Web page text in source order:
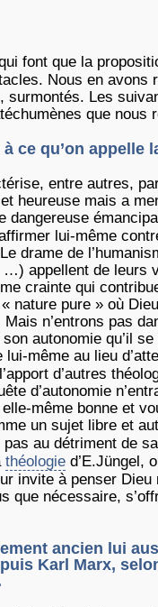
font que la
Nous en
surmontés. Les
que nous
ce qu’on appelle
entre autres,
heureuse mais a
dangereuse
lui-même
drame de
appellent de leurs
crainte qui
nature pure » où
n’entrons pas
autonomie qu’il
même au lieu
d’autres
d’autonomie
même bonne et
un sujet libre et
pas au détriment de
théologie d’E.Jüngel,
invite à penser
que nécessaire,
ancien lui
Karl Marx,